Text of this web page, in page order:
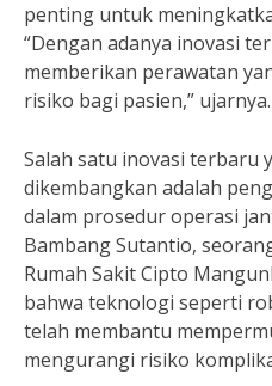
penting untuk
“Dengan adanya inovasi
memberikan perawatan
risiko bagi pasien,” ujarnya.
Salah satu inovasi terbaru
dikembangkan adalah
dalam prosedur operasi
Bambang Sutantio,
Rumah Sakit Cipto
bahwa teknologi seperti
telah membantu
mengurangi risiko